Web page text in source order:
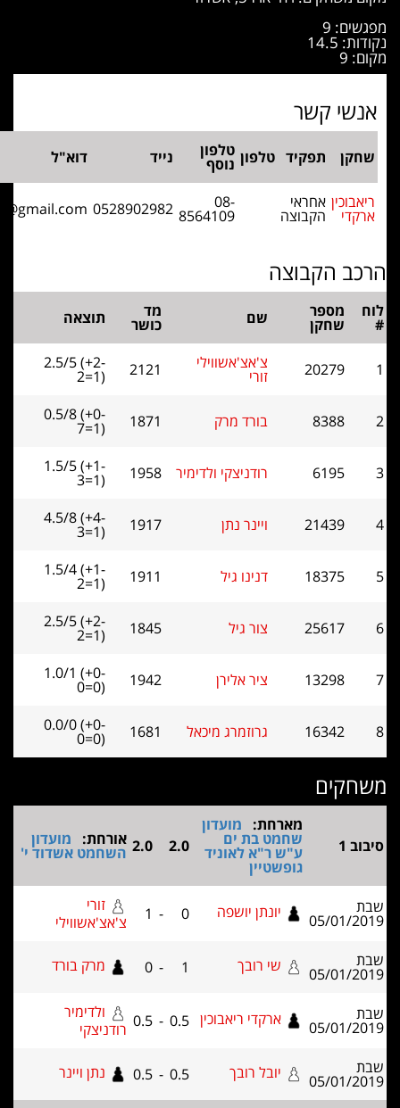
טלפון טלפון
נוסף נייד דוא"ל
08-
8564109
0528902982
arkadi.riabuhin@gmail.com
שם מד
כושר
צ'אצ'אשווילי 2121
2.5/5 (+2-
בורד מרק 1871
0.5/8 (+0-
רודניצקי ולדימיר 1958
1.5/5 (+1-
3=1)
ויינר נתן 1917
4.5/8 (+4-
דנינו גיל 1911
1.5/4 (+1-
צור גיל 1845
2.5/5 (+2-
ציר אלירן 1942
1.0/1 (+0-
גרוזמרג מיכאל 1681
0.0/0 (+0-
0=0)
בת ים
ר"א לאוניד 2.0
2.0 אורחת:מועדון
השחמט אשדוד י'
יונתן יושפה 0
-
1
זורי
צ'אצ'אשווילי
שי רובך 1
-
0 מרק בורד
ארקדי ריאבוכין 0.5
-
0.5
ולדימיר
רודניצקי
יובל רובך 0.5
-
0.5 נתן ויינר